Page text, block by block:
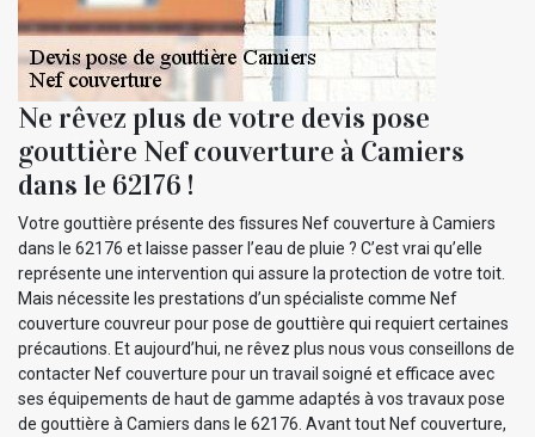
Ne rêvez plus de votre devis pose
gouttière Nef couverture à Camiers
dans le 62176 !
Votre gouttière présente des fissures Nef couverture à Camiers
dans le 62176 et laisse passer l’eau de pluie ? C’est vrai qu’elle
représente une intervention qui assure la protection de votre toit.
Mais nécessite les prestations d’un spécialiste comme Nef
couverture couvreur pour pose de gouttière qui requiert certaines
précautions. Et aujourd’hui, ne rêvez plus nous vous conseillons de
contacter Nef couverture pour un travail soigné et efficace avec
ses équipements de haut de gamme adaptés à vos travaux pose
de gouttière à Camiers dans le 62176. Avant tout Nef couverture,